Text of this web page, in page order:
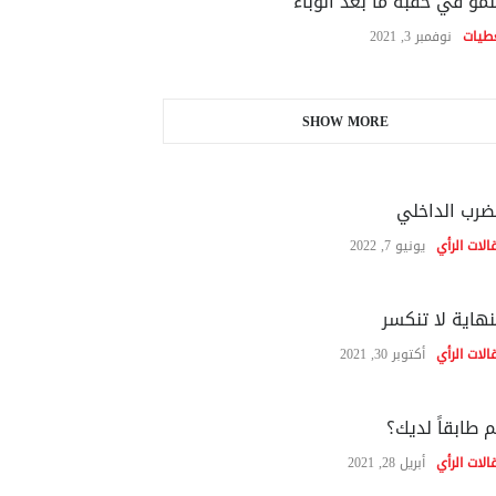
نوفمبر 3, 2021
SHOW MORE
الداخلي
الرأي يونيو 7, 2022
لا تنكسر
الرأي أكتوبر 30, 2021
طابقاً لديك؟
الرأي أبريل 28, 2021